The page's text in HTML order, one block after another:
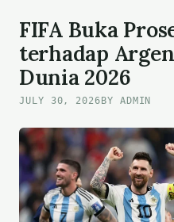
PENGGANTI
INFANTINO?
FIFA Buka
terhadap
Dunia 2026
JULY 30, 2026 BY ADMIN